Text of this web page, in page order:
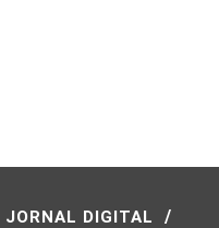
JORNAL DIGITAL /